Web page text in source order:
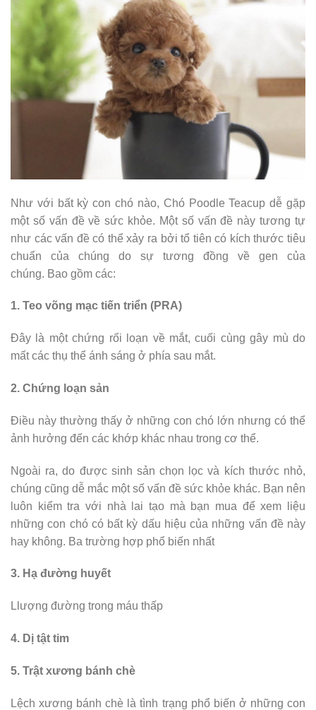
Như với bất kỳ con chó nào, Chó Poodle Teacup dễ gặp
một số vấn đề về sức khỏe. Một số vấn đề này tương tự
như các vấn đề có thể xảy ra bởi tổ tiên có kích thước tiêu
chuẩn của chúng do sự tương đồng về gen của
chúng. Bao gồm các:
1. Teo võng mạc tiến triển (PRA)
Đây là một chứng rối loạn về mắt, cuối cùng gây mù do
mất các thụ thể ánh sáng ở phía sau mắt.
2. Chứng loạn sản
Điều này thường thấy ở những con chó lớn nhưng có thể
ảnh hưởng đến các khớp khác nhau trong cơ thể.
Ngoài ra, do được sinh sản chọn lọc và kích thước nhỏ,
chúng cũng dễ mắc một số vấn đề sức khỏe khác. Bạn nên
luôn kiểm tra với nhà lai tạo mà bạn mua để xem liệu
những con chó có bất kỳ dấu hiệu của những vấn đề này
hay không. Ba trường hợp phổ biến nhất
3. Hạ đường huyết
Llượng đường trong máu thấp
4. Dị tật tim
5. Trật xương bánh chè
Lệch xương bánh chè là tình trạng phổ biến ở những con